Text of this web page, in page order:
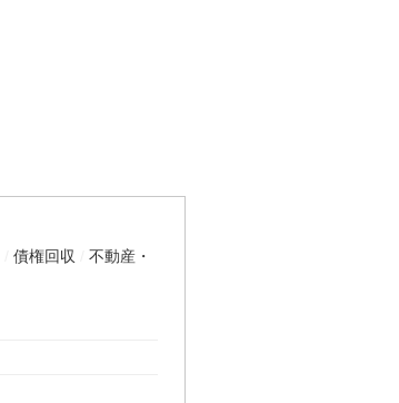
債権回収
不動産・